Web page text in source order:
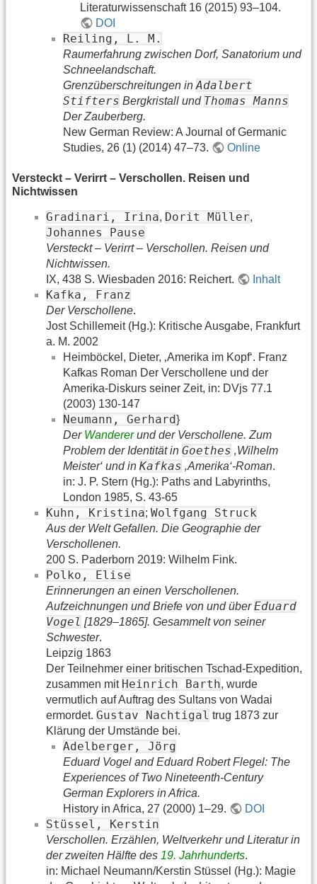
Literaturwissenschaft 16 (2015) 93–104.
DOI
Reiling, L. M.
Raumerfahrung zwischen Dorf, Sanatorium und
Schneelandschaft.
Grenzüberschreitungen inAdalbert
Stifters Bergkristall und Thomas Manns
Der Zauberberg.
New German Review: A Journal of Germanic
Studies, 26 (1) (2014) 47–73.
Online
Versteckt – Verirrt – Verschollen. Reisen und
Nichtwissen
Gradinari, Irina, Dorit Müller,
Johannes Pause
Versteckt – Verirrt – Verschollen. Reisen und
Nichtwissen.
IX, 438 S. Wiesbaden 2016: Reichert.
Inhalt
Kafka, Franz
Der Verschollene.
Jost Schillemeit (Hg.): Kritische Ausgabe, Frankfurt
a. M. 2002
Heimböckel, Dieter, ‚Amerika im Kopf‘. Franz
Kafkas Roman Der Verschollene und der
Amerika-Diskurs seiner Zeit, in: DVjs 77.1
(2003) 130-147
Neumann, Gerhard}
Der Wandererund der Verschollene. Zum
Problem der Identität in Goethes ‚Wilhelm
Meister‘ und in Kafkas ‚Amerika‘-Roman.
in: J. P. Stern (Hg.): Paths and Labyrinths,
London 1985, S. 43-65
Kuhn, Kristina; Wolfgang Struck
Aus der Welt Gefallen. Die Geographie der
Verschollenen.
200 S. Paderborn 2019: Wilhelm Fink.
Polko, Elise
Erinnerungen an einen Verschollenen.
Aufzeichnungen und Briefe von und überEduard
Vogel [1829–1865]. Gesammelt von seiner
Schwester.
Leipzig 1863
Der Teilnehmer einer britischen Tschad-Expedition,
zusammen mit Heinrich Barth, wurde
vermutlich auf Auftrag des Sultans von Wadai
ermordet. Gustav Nachtigal trug 1873 zur
Klärung der Umstände bei.
Adelberger, Jörg
Eduard Vogel and Eduard Robert Flegel: The
Experiences of Two Nineteenth-Century
German Explorers in Africa.
History in Africa, 27 (2000) 1–29.
DOI
Stüssel, Kerstin
Verschollen. Erzählen, Weltverkehr und Literatur in
der zweiten Hälfte des 19. Jahrhunderts.
in: Michael Neumann/Kerstin Stüssel (Hg.): Magie